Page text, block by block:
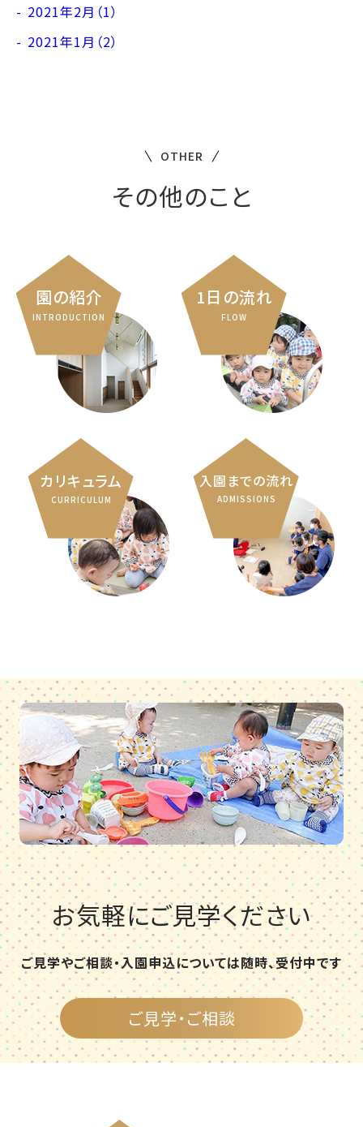
2021年2月（1）
2021年1月（2）
OTHER
その他のこと
園の紹介
INTRODUCTION
1日の流れ
FLOW
カリキュラム
CURRICULUM
入園までの流れ
ADMISSIONS
お気軽にご見学ください
ご見学やご相談・入園申込については随時、受付中です
ご見学・ご相談